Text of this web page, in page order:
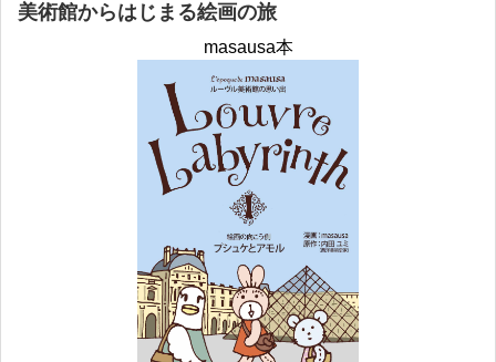
美術館からはじまる絵画の旅
masausa本